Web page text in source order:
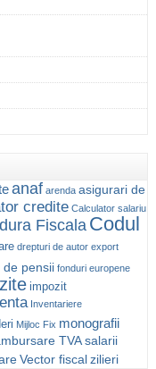
anaf arenda asigurari de
credite Calculator salariu
Fiscala Codul
drepturi de autor export
de pensii fonduri europene
impozit
Inventariere
Mijloc Fix monografii
TVAsalarii
Vector fiscalzilieri